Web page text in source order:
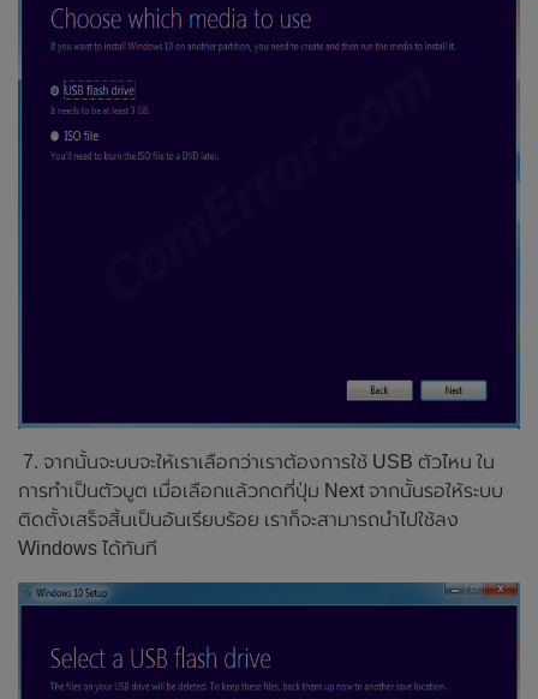
7. จากนั้นจะบบจะให้เราเลือกว่าเราต้องการใช้ USB ตัวไหน ใน
การทำเป็นตัวบูต เมื่อเลือกแล้วกดที่ปุ่ม Next จากนั้นรอให้ระบบ
ติดตั้งเสร็จสิ้นเป็นอันเรียบร้อย เราก็จะสามารถนำไปใช้ลง
Windows ได้ทันที